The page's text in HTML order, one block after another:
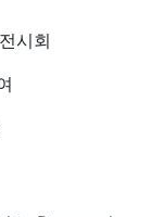
시회